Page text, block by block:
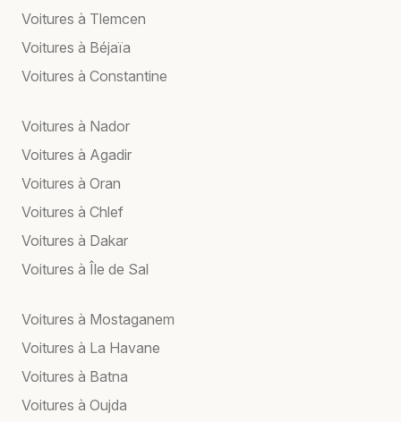
Voitures à Tlemcen
Voitures à Béjaïa
Voitures à Constantine
Voitures à Nador
Voitures à Agadir
Voitures à Oran
Voitures à Chlef
Voitures à Dakar
Voitures à Île de Sal
Voitures à Mostaganem
Voitures à La Havane
Voitures à Batna
Voitures à Oujda